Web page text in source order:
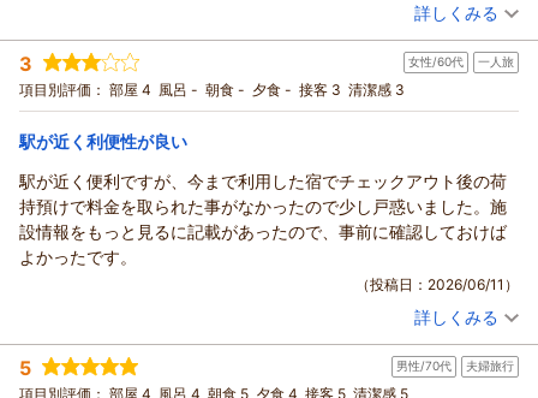
また、ご家族でのご利用もご検討いただきありがとうございま
す。次回も快適にお過ごしいただけるよう、スタッフ一同心よ
りお待ちしております。
（返信日：2026/07/07）
投稿者： とものりさん(男性/40代)
宿泊プラン： 【野球観戦プラン】［朝食付き］ドームまで徒歩８分＆指定席
券で、オリックス戦をゆったり観戦＜１日１組＞
ツイン
宿泊価格帯： 10,001～11,000円(大人一人あたり/税込)
この度は当館をご利用いただき、誠にありがとうございます。
野球観戦とあわせてご滞在をお楽しみいただけたご様子を伺
い、大変嬉しく存じます。また、お部屋や大浴場、朝食につき
ましてもご満足いただけたとのお言葉を頂戴し、スタッフ一同
これからも皆様に快適なご滞在を提供できるよう努めてまいり
ます。
また機会がございましたら、ぜひ当館をご利用くださいませ。
詳しくみる
3 女性/60代 一人旅
項目別評価： 部屋 4 風呂 - 朝食 - 夕食 - 接客 3 清潔感 3
駅が近く利便性が良い
駅が近く便利ですが、今まで利用した宿でチェックアウト後の荷
持預けで料金を取られた事がなかったので少し戸惑いました。施
設情報をもっと見るに記載があったので、事前に確認しておけば
よかったです。
（投稿日：2026/06/11）
投稿者： ヒロさん(女性/60代)
宿泊プラン： 【連泊エコプラン】［食事なし］ 2泊以上で最大15％OFF／清
掃なしでお得に＜駅チカ＆大浴場あり＞
シングル 食事なし
詳しくみる
5 男性/70代 夫婦旅行
項目別評価： 部屋 4 風呂 4 朝食 5 夕食 4 接客 5 清潔感 5